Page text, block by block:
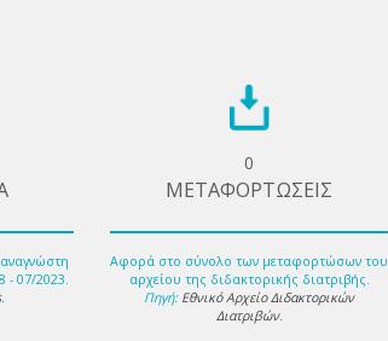
- 07/2023.
.
0
ΜΕΤΑΦΟΡΤΩΣΕΙΣ
Αφορά στο σύνολο των μεταφορτώσων του
αρχείου της διδακτορικής διατριβής.
Πηγή: Εθνικό Αρχείο Διδακτορικών
Διατριβών.